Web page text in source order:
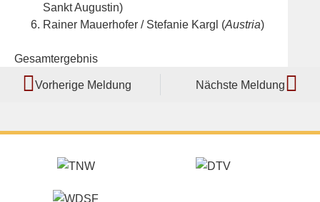
Sankt Augustin)
Rainer Mauerhofer / Stefanie Kargl (Austria)
Gesamtergebnis
Vorherige Meldung Nächste Meldung